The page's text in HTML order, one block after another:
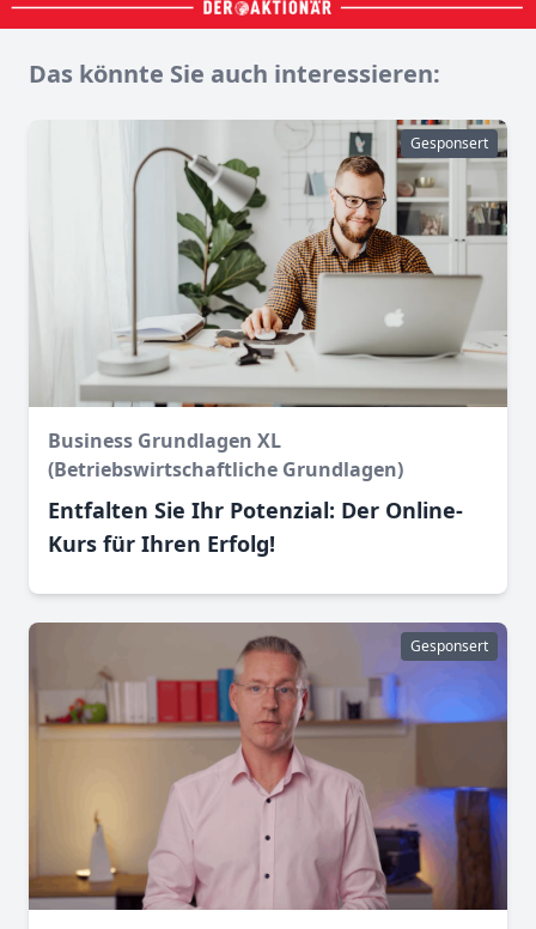
Das könnte Sie auch interessieren:
Gesponsert
Business Grundlagen XL
(Betriebswirtschaftliche Grundlagen)
Entfalten Sie Ihr Potenzial: Der Online-
Kurs für Ihren Erfolg!
Gesponsert